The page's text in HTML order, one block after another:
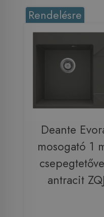
Rendelésre
Deante
mosogató 1
antracit